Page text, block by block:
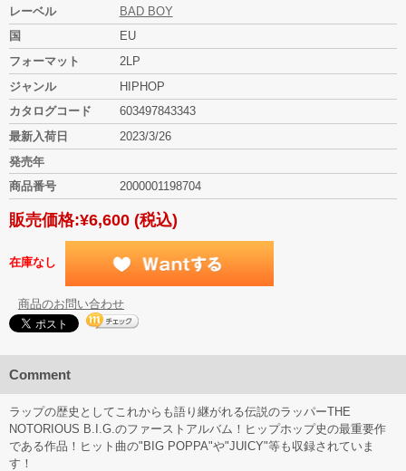
レーベル
BAD BOY
国
EU
フォーマット
2LP
ジャンル
HIPHOP
カタログコード
603497843343
最新入荷日
2023/3/26
発売年
商品番号
2000001198704
販売価格:¥6,600 (税込)
在庫なし
商品のお問い合わせ
Comment
ラップの歴史としてこれからも語り継がれる伝説のラッパーTHE
NOTORIOUS B.I.G.のファーストアルバム！ヒップホップ史の最重要作
である作品！ヒット曲の"BIG POPPA"や"JUICY"等も収録されていま
す！